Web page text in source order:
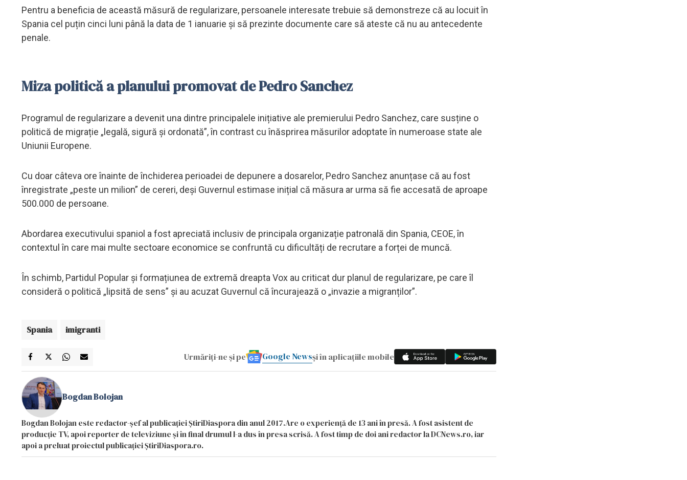
Pentru a beneficia de această măsură de regularizare, persoanele interesate trebuie să demonstreze că au locuit în
Spania cel puțin cinci luni până la data de 1 ianuarie și să prezinte documente care să ateste că nu au antecedente
penale.
Miza politică a planului promovat de Pedro Sanchez
Programul de regularizare a devenit una dintre principalele inițiative ale premierului Pedro Sanchez, care susține o
politică de migrație „legală, sigură și ordonată”, în contrast cu înăsprirea măsurilor adoptate în numeroase state ale
Uniunii Europene.
Cu doar câteva ore înainte de închiderea perioadei de depunere a dosarelor, Pedro Sanchez anunțase că au fost
înregistrate „peste un milion” de cereri, deși Guvernul estimase inițial că măsura ar urma să fie accesată de aproape
500.000 de persoane.
Abordarea executivului spaniol a fost apreciată inclusiv de principala organizație patronală din Spania, CEOE, în
contextul în care mai multe sectoare economice se confruntă cu dificultăți de recrutare a forței de muncă.
În schimb, Partidul Popular și formațiunea de extremă dreapta Vox au criticat dur planul de regularizare, pe care îl
consideră o politică „lipsită de sens” și au acuzat Guvernul că încurajează o „invazie a migranților”.
Spania imigranti
Urmăriți-ne și pe Google Newsși în aplicațiile mobile
Bogdan Bolojan
Bogdan Bolojan este redactor-șef al publicației ȘtiriDiaspora din anul 2017.Are o experiență de 13 ani în presă. A fost asistent de
producție TV, apoi reporter de televiziune și în final drumul l-a dus în presa scrisă. A fost timp de doi ani redactor la DCNews.ro, iar
apoi a preluat proiectul publicației ȘtiriDiaspora.ro.